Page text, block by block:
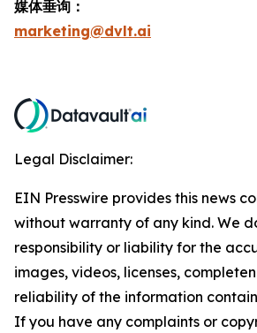
媒体垂询：
marketing@dvlt.ai
Legal Disclaimer:
EIN Presswire provides this news
without warranty of any kind. We
responsibility or liability for the
images, videos, licenses,
reliability of the information
If you have any complaints or